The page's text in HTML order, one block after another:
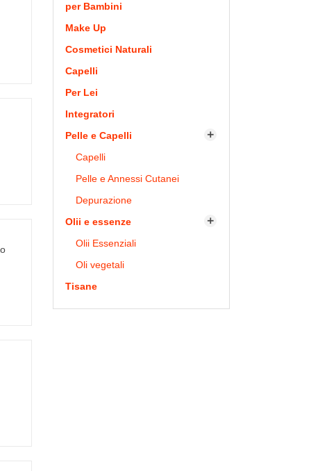
per Bambini
Make Up
Cosmetici Naturali
Capelli
Per Lei
Integratori
Pelle e Capelli

Capelli
Pelle e Annessi Cutanei
Depurazione
Olii e essenze

Olii Essenziali
Oli vegetali
Tisane